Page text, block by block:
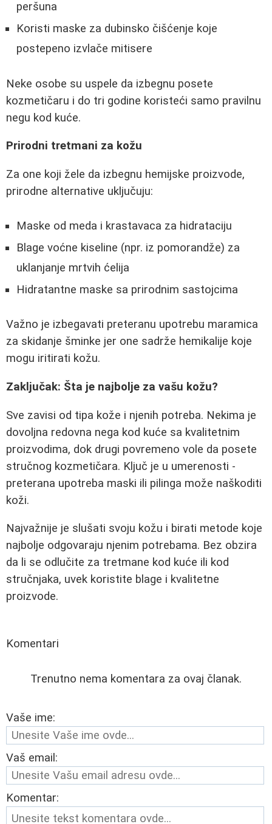
peršuna
Koristi maske za dubinsko čišćenje koje
postepeno izvlače mitisere
Neke osobe su uspele da izbegnu posete
kozmetičaru i do tri godine koristeći samo pravilnu
negu kod kuće.
Prirodni tretmani za kožu
Za one koji žele da izbegnu hemijske proizvode,
prirodne alternative uključuju:
Maske od meda i krastavaca za hidrataciju
Blage voćne kiseline (npr. iz pomorandže) za
uklanjanje mrtvih ćelija
Hidratantne maske sa prirodnim sastojcima
Važno je izbegavati preteranu upotrebu maramica
za skidanje šminke jer one sadrže hemikalije koje
mogu iritirati kožu.
Zaključak: Šta je najbolje za vašu kožu?
Sve zavisi od tipa kože i njenih potreba. Nekima je
dovoljna redovna nega kod kuće sa kvalitetnim
proizvodima, dok drugi povremeno vole da posete
stručnog kozmetičara. Ključ je u umerenosti -
preterana upotreba maski ili pilinga može naškoditi
koži.
Najvažnije je slušati svoju kožu i birati metode koje
najbolje odgovaraju njenim potrebama. Bez obzira
da li se odlučite za tretmane kod kuće ili kod
stručnjaka, uvek koristite blage i kvalitetne
proizvode.
Komentari
Trenutno nema komentara za ovaj članak.
Vaše ime:
Vaš email:
Komentar: